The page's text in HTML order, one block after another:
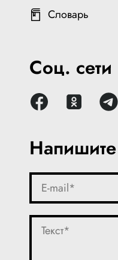
Словарь
Соц. сети